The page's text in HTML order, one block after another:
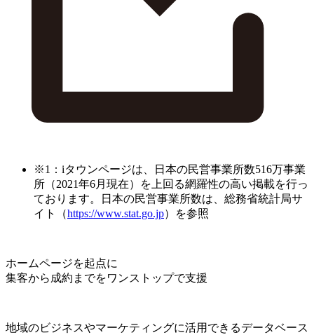
※1：iタウンページは、日本の民営事業所数516万事業
所（2021年6月現在）を上回る網羅性の高い掲載を行っ
ております。日本の民営事業所数は、総務省統計局サ
イト（https://www.stat.go.jp）を参照
ホームページを起点に
集客から成約までをワンストップで支援
地域のビジネスやマーケティングに活用できるデータベース